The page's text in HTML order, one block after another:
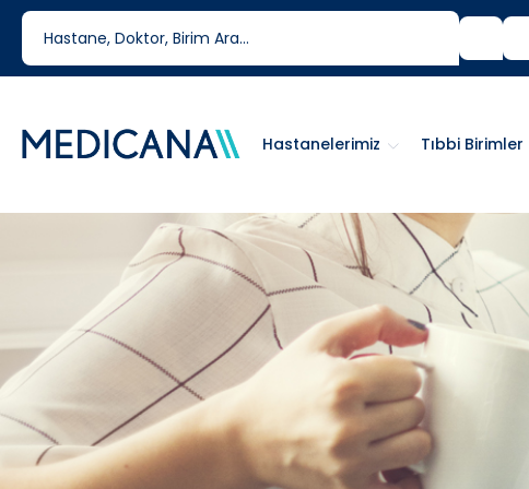
444 6 334
Tıbbi Birimler
Hastanelerimiz